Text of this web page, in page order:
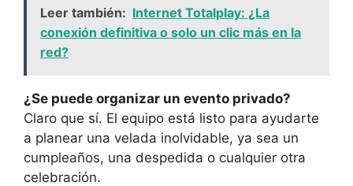
Leer también: Internet Totalplay: ¿La
conexión definitiva o solo un clic más en la
red?
¿Se puede organizar un evento privado?
Claro que sí. El equipo está listo para ayudarte
a planear una velada inolvidable, ya sea un
cumpleaños, una despedida o cualquier otra
celebración.